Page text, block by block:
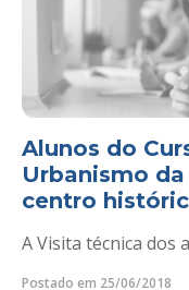
Alunos do
Urbanismo
centro
A Visita técnica dos
Postado em 25/06/2018